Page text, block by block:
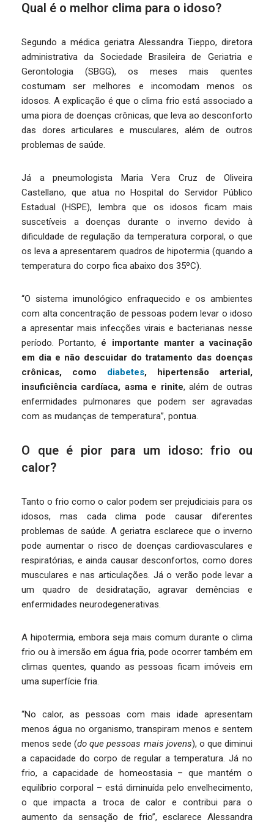
Qual é o melhor clima para o idoso?
Segundo a médica geriatra Alessandra Tieppo, diretora
administrativa da Sociedade Brasileira de Geriatria e
Gerontologia (SBGG), os meses mais quentes
costumam ser melhores e incomodam menos os
idosos. A explicação é que o clima frio está associado a
uma piora de doenças crônicas, que leva ao desconforto
das dores articulares e musculares, além de outros
problemas de saúde.
Já a pneumologista Maria Vera Cruz de Oliveira
Castellano, que atua no Hospital do Servidor Público
Estadual (HSPE), lembra que os idosos ficam mais
suscetíveis a doenças durante o inverno devido à
dificuldade de regulação da temperatura corporal, o que
os leva a apresentarem quadros de hipotermia (quando a
temperatura do corpo fica abaixo dos 35ºC).
“O sistema imunológico enfraquecido e os ambientes
com alta concentração de pessoas podem levar o idoso
a apresentar mais infecções virais e bacterianas nesse
período. Portanto, é importante manter a vacinação
em dia e não descuidar do tratamento das doenças
crônicas, como diabetes, hipertensão arterial,
insuficiência cardíaca, asma e rinite, além de outras
enfermidades pulmonares que podem ser agravadas
com as mudanças de temperatura”, pontua.
O que é pior para um idoso: frio ou
calor?
Tanto o frio como o calor podem ser prejudiciais para os
idosos, mas cada clima pode causar diferentes
problemas de saúde. A geriatra esclarece que o inverno
pode aumentar o risco de doenças cardiovasculares e
respiratórias, e ainda causar desconfortos, como dores
musculares e nas articulações. Já o verão pode levar a
um quadro de desidratação, agravar demências e
enfermidades neurodegenerativas.
A hipotermia, embora seja mais comum durante o clima
frio ou à imersão em água fria, pode ocorrer também em
climas quentes, quando as pessoas ficam imóveis em
uma superfície fria.
“No calor, as pessoas com mais idade apresentam
menos água no organismo, transpiram menos e sentem
menos sede (do que pessoas mais jovens), o que diminui
a capacidade do corpo de regular a temperatura. Já no
frio, a capacidade de homeostasia – que mantém o
equilíbrio corporal – está diminuída pelo envelhecimento,
o que impacta a troca de calor e contribui para o
aumento da sensação de frio”, esclarece Alessandra